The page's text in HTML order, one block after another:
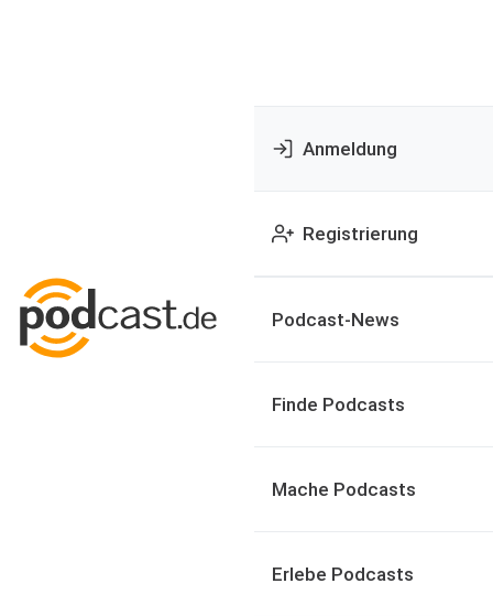
Anmeldung
Registrierung
Podcast-News
Finde Podcasts
Mache Podcasts
Erlebe Podcasts